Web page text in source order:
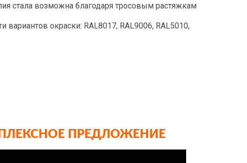
стала возможна благодаря тросовым растяжкам
окраски: RAL8017, RAL9006, RAL5010,
ПРЕДЛОЖЕНИЕ